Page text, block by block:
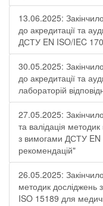
13.06.2025:
до акредитації та
ДСТУ EN ISO/IEC
30.05.2025:
до акредитації та
лабораторій
27.05.2025:
та валідація
з вимогами ДСТУ
рекомендацій"
26.05.2025:
методик досліджень
ISO 15189 для